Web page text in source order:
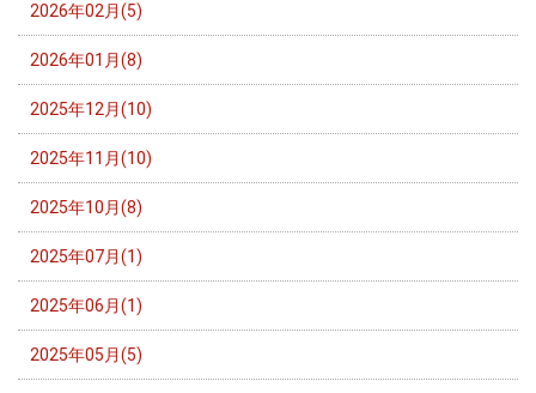
2026年02月(5)
2026年01月(8)
2025年12月(10)
2025年11月(10)
2025年10月(8)
2025年07月(1)
2025年06月(1)
2025年05月(5)